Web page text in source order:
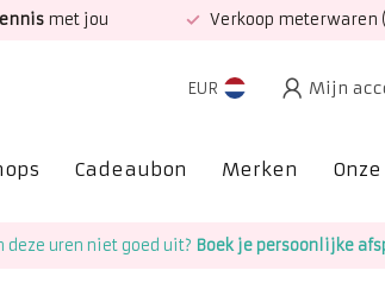
met jou Verkoop meterwaren
EUR Mijn
Cadeaubon Merken
deze uren niet goed uit? Boek je persoonlijke